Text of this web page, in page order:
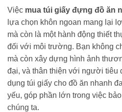
Việc mua túi giấy đựng đồ ăn
lựa chọn khôn ngoan mang lại
mà còn là một hành động thiết
đối với môi trường. Bạn không
mà còn xây dựng hình ảnh
đại, và thân thiện với người tiêu
dụng túi giấy cho đồ ăn nhanh
yếu, góp phần lớn trong việc
chúng ta.